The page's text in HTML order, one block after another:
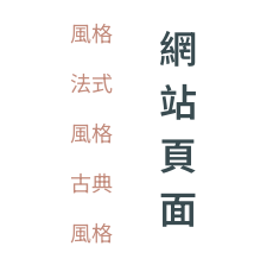
風格
法式
風格
古典
風格
網
站
頁
面